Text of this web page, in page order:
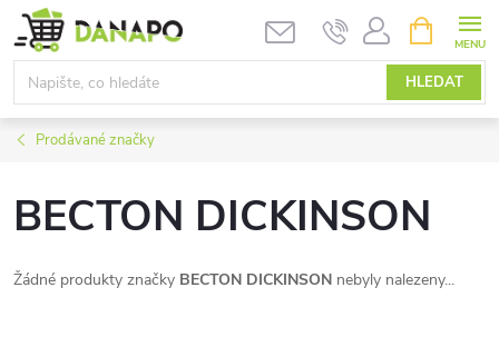
Přejít
na
obsah
HLEDAT
NÁKUPNÍ
KOŠÍK
Prodávané značky
BECTON DICKINSON
Žádné produkty značky BECTON DICKINSON nebyly nalezeny...